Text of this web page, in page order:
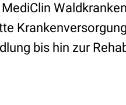
bis hin zur